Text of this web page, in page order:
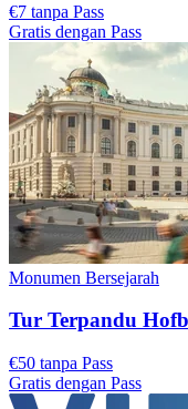
€7 tanpa Pass
Gratis dengan Pass
Monumen Bersejarah
Tur Terpandu
€50 tanpa Pass
Gratis dengan Pass